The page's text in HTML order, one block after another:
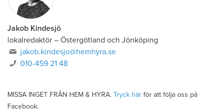
Jakob Kindesjö
lokalredaktör – Östergötland och Jönköping
jakob.kindesjo@hemhyra.se
010-459 21 48
MISSA INGET FRÅN HEM & HYRA. Tryck här för att följa oss på
Facebook.